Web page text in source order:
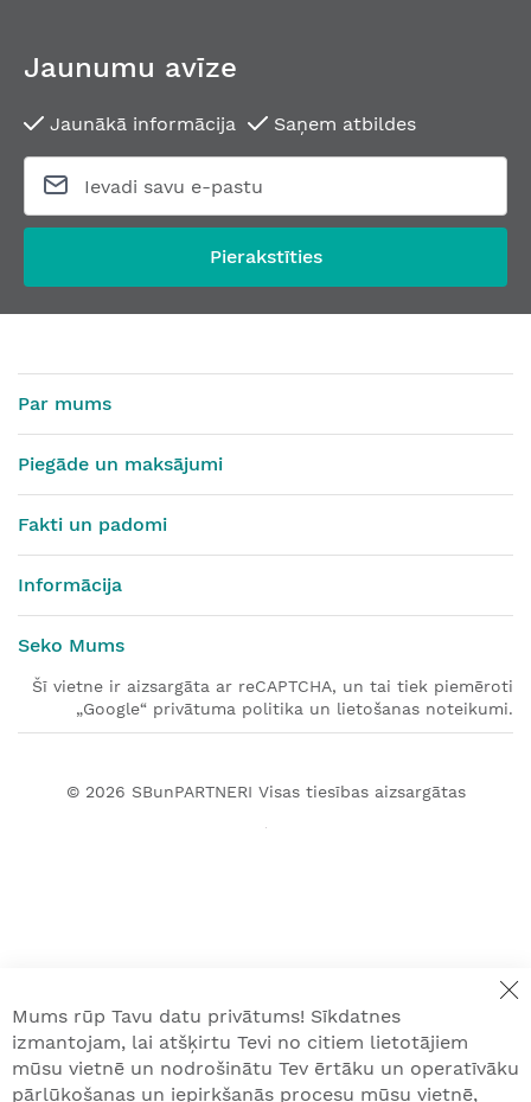
Jaunumu avīze
Jaunākā informācija Saņem atbildes
Pierakstīties
Par mums
Piegāde un maksājumi
Fakti un padomi
Informācija
Seko Mums
Šī vietne ir aizsargāta ar reCAPTCHA, un tai tiek piemēroti
„Google“ privātuma politika un lietošanas noteikumi.
© 2026 SBunPARTNERI Visas tiesības aizsargātas
Mums rūp Tavu datu privātums! Sīkdatnes
izmantojam, lai atšķirtu Tevi no citiem lietotājiem
mūsu vietnē un nodrošinātu Tev ērtāku un operatīvāku
pārlūkošanas un iepirkšanās procesu mūsu vietnē,